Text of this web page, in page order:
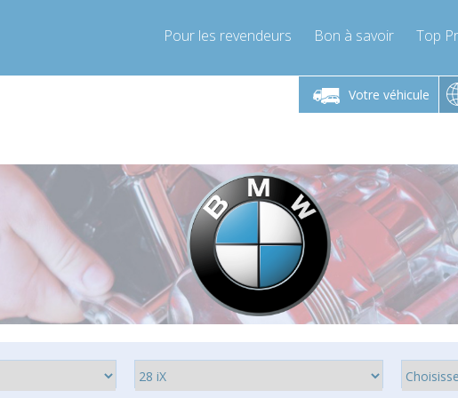
Pour les revendeurs Bon à savoir Top
Votre véhicule
Lundi-Vendredi 9h-17h Lundi-Vendredi 9h-17h
info@compressor-express.fr
Lundi-